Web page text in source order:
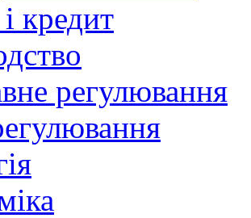
кредит
регулювання